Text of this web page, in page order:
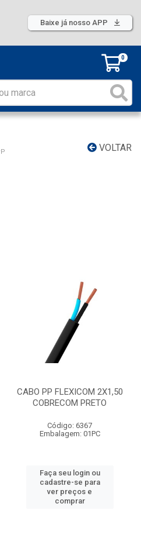
Baixe já nosso APP
0
VOLTAR
CABO PP FLEXICOM 2X1,50
COBRECOM PRETO
Código: 6367
Embalagem: 01PC
Faça seu login ou
cadastre-se para
ver preços e
comprar